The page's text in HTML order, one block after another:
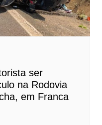
ser
na Rodovia
em Franca